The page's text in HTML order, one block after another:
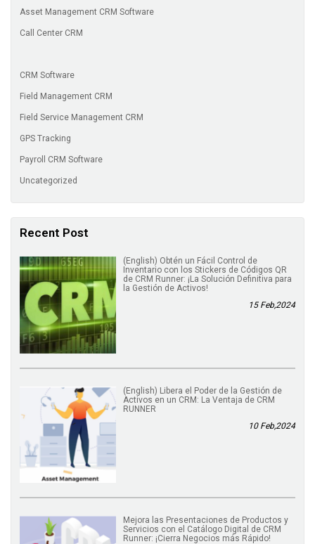
Asset Management CRM Software
Call Center CRM
CRM Software
Field Management CRM
Field Service Management CRM
GPS Tracking
Payroll CRM Software
Uncategorized
Recent Post
(English) Obtén un Fácil Control de
Inventario con los Stickers de Códigos QR
de CRM Runner: ¡La Solución Definitiva para
la Gestión de Activos!
15 Feb,2024
(English) Libera el Poder de la Gestión de
Activos en un CRM: La Ventaja de CRM
RUNNER
10 Feb,2024
Mejora las Presentaciones de Productos y
Servicios con el Catálogo Digital de CRM
Runner: ¡Cierra Negocios más Rápido!